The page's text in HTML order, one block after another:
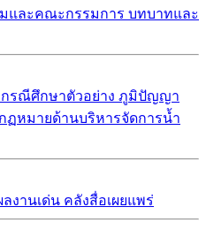
และคณะกรรมการ บทบาทและ
กรณีศึกษาตัวอย่าง ภูมิปัญญา
กฏหมายด้านบริหารจัดการน้ำ
ลงานเด่น คลังสื่อเผยแพร่